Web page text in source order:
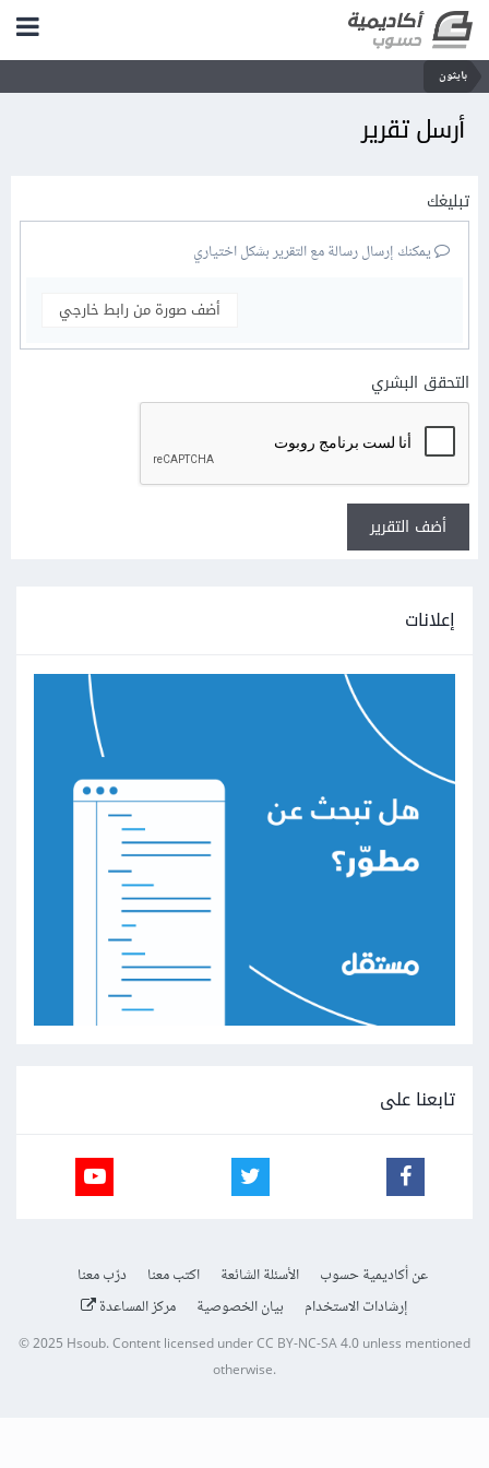
بايثون
أرسل تقرير
تبليغك
يمكنك إرسال رسالة مع التقرير بشكل اختياري
أضف صورة من رابط خارجي
التحقق البشري
أضف التقرير
إعلانات
تابعنا على
عن أكاديمية حسوب الأسئلة الشائعة اكتب معنا
درّب معنا
إرشادات الاستخدام
بيان الخصوصية مركز المساعدة
© 2025 Hsoub.Content licensed underCC BY-NC-SA 4.0unless mentioned
otherwise.